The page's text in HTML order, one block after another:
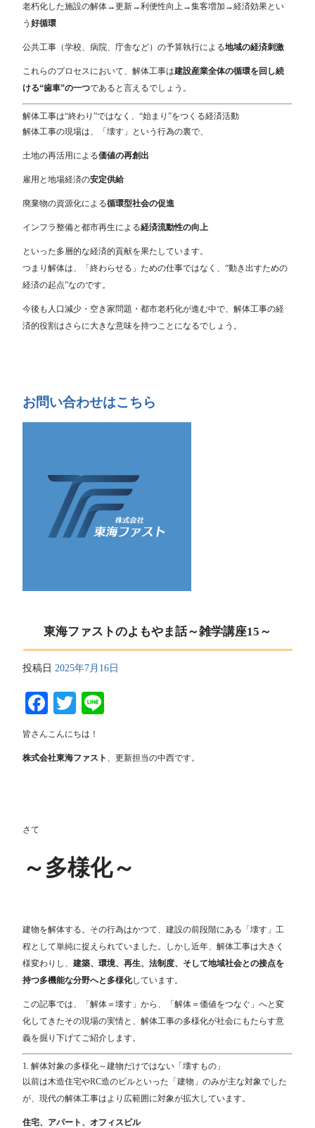
老朽化した施設の解体→更新→利便性向上→集客増加→経済効果とい
う好循環
公共工事（学校、病院、庁舎など）の予算執行による地域の経済刺激
これらのプロセスにおいて、解体工事は建設産業全体の循環を回し続
ける“歯車”の一つであると言えるでしょう。
解体工事は“終わり”ではなく、“始まり”をつくる経済活動
解体工事の現場は、「壊す」という行為の裏で、
土地の再活用による価値の再創出
雇用と地場経済の安定供給
廃棄物の資源化による循環型社会の促進
インフラ整備と都市再生による経済流動性の向上
といった多層的な経済的貢献を果たしています。
つまり解体は、「終わらせる」ための仕事ではなく、“動き出すための
経済の起点”なのです。
今後も人口減少・空き家問題・都市老朽化が進む中で、解体工事の経
済的役割はさらに大きな意味を持つことになるでしょう。
お問い合わせはこちら
東海ファストのよもやま話～雑学講座15～
投稿日 2025年7月16日
Facebook
Twitter
皆さんこんにちは！
株式会社東海ファスト 、更新担当の中西です。
さて
～多様化～
建物を解体する。その行為はかつて、建設の前段階にある「壊す」工
程として単純に捉えられていました。しかし近年、解体工事は大きく
様変わりし、建築、環境、再生、法制度、そして地域社会との接点を
持つ多機能な分野へと多様化しています。
この記事では、「解体＝壊す」から、「解体＝価値をつなぐ」へと変
化してきたその現場の実情と、解体工事の多様化が社会にもたらす意
義を掘り下げてご紹介します。
1. 解体対象の多様化～建物だけではない「壊すもの」
以前は木造住宅やRC造のビルといった「建物」のみが主な対象でした
が、現代の解体工事はより広範囲に対象が拡大しています。
住宅、アパート、オフィスビル